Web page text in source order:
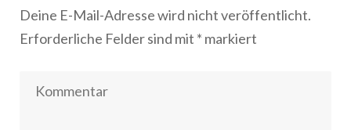
Deine E-Mail-Adresse wird nicht veröffentlicht.
Erforderliche Felder sind mit * markiert